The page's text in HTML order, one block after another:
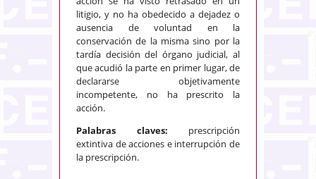
litigio, y no ha obedecido a dejadez o
ausencia de voluntad en la
conservación de la misma sino por la
tardía decisión del órgano judicial, al
que acudió la parte en primer lugar, de
declararse objetivamente
incompetente, no ha prescrito la
acción.
Palabras claves: prescripción
extintiva de acciones e interrupción de
la prescripción.